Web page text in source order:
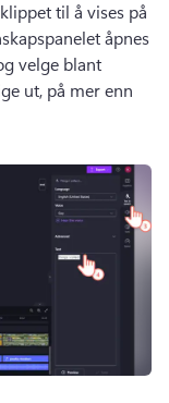
til å vises på
åpnes
velge blant
ut, på mer enn